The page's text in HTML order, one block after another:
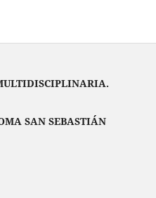
SAN SEBASTIÁN